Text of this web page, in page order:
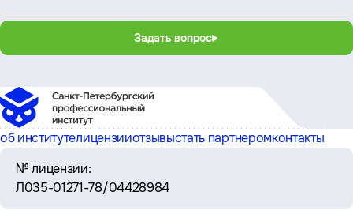
Задать вопрос
об институтелицензииотзывыстать партнеромконтакты
№ лицензии:
Л035-01271-78/04428984